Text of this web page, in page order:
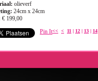
olieverf
24cm x 24cm
€ 199,00
Pin It<< < 11 | 12 | 13 | 14